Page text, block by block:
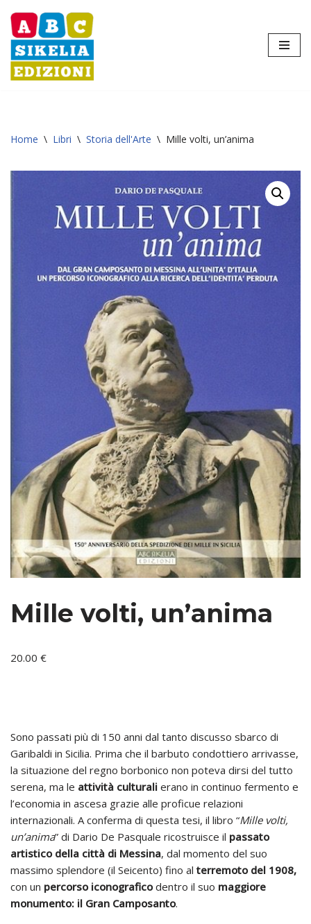
Vai
al
contenuto
Home \ Libri \ Storia dell'Arte \ Mille volti, un’anima
Mille volti, un’anima
20.00 €
Sono passati più di 150 anni dal tanto discusso sbarco di
Garibaldi in Sicilia. Prima che il barbuto condottiero arrivasse,
la situazione del regno borbonico non poteva dirsi del tutto
serena, ma le attività culturali erano in continuo fermento e
l’economia in ascesa grazie alle proficue relazioni
internazionali. A conferma di questa tesi, il libro “Mille volti,
un’anima” di Dario De Pasquale ricostruisce il passato
artistico della città di Messina, dal momento del suo
massimo splendore (il Seicento) fino alterremoto del 1908,
con un percorso iconograficodentro il suo maggiore
monumento: il Gran Camposanto.